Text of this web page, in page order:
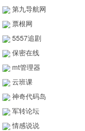
第九导航网
票根网
5557追剧
保密在线
mt管理器
云班课
神奇代码岛
军转论坛
情感说说